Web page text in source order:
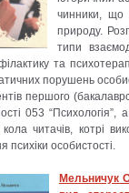
чинники, що
природу.
типи
та
порушень
першого
053 “Психологія”,
читачів, котрі
психіки особистості.
Мельничук